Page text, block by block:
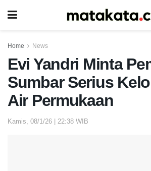
Home News
Evi Yandri Minta
Sumbar Serius
Air Permukaan
Kamis, 08/1/26 | 22:38 WIB